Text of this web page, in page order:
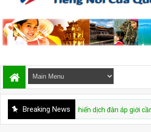
Breaking News
buộc tái diễn chiến dịch đàn áp giới cầm bút sau